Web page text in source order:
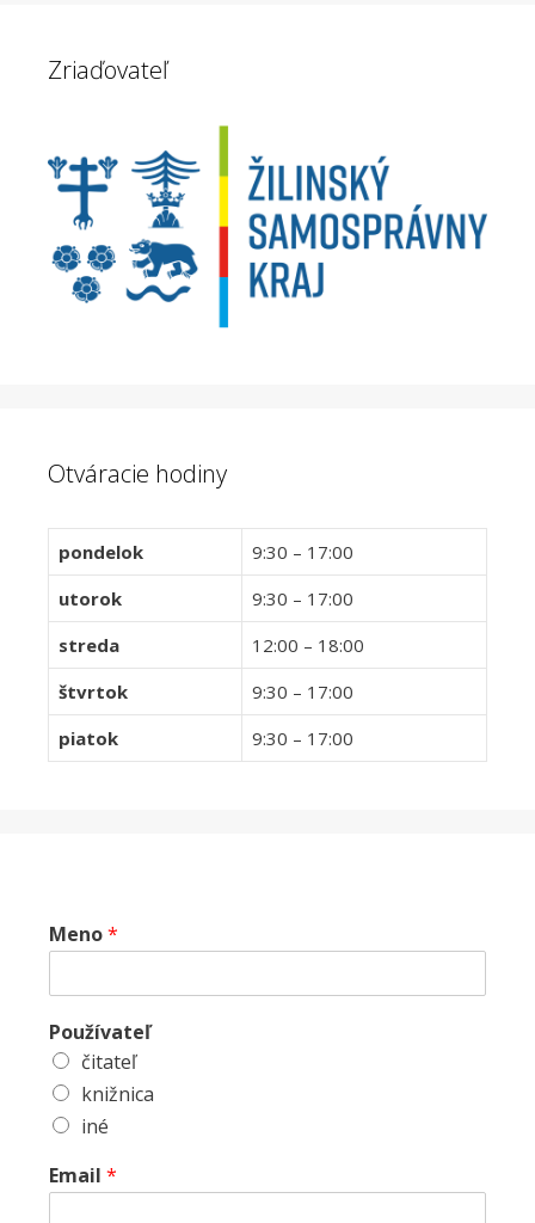
Zriaďovateľ
Otváracie hodiny
pondelok
9:30 – 17:00
utorok
9:30 – 17:00
streda
12:00 – 18:00
štvrtok
9:30 – 17:00
piatok
9:30 – 17:00
Meno*
Používateľ
čitateľ
knižnica
iné
Email *